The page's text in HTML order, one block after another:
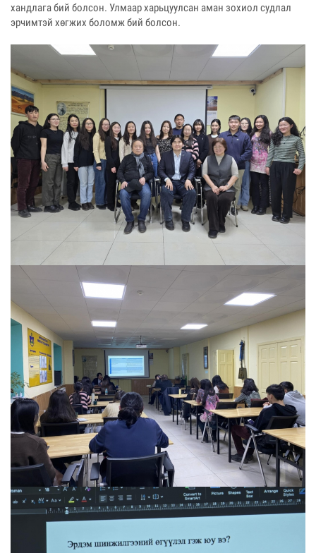
хандлага бий болсон. Улмаар харьцуулсан аман зохиол судлал
эрчимтэй хөгжих боломж бий болсон.